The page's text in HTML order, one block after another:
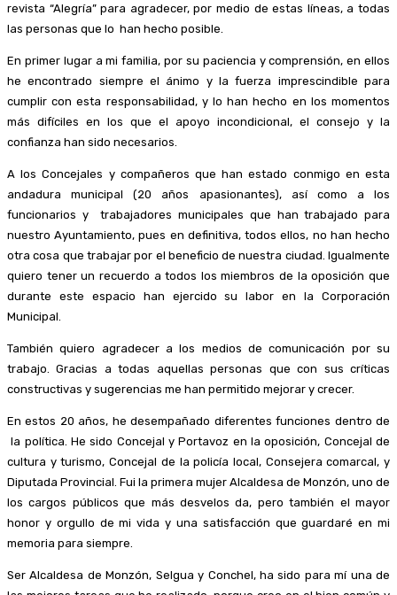
revista “Alegría” para agradecer, por medio de estas líneas, a todas
las personas que lo han hecho posible.
En primer lugar a mi familia, por su paciencia y comprensión, en ellos
he encontrado siempre el ánimo y la fuerza imprescindible para
cumplir con esta responsabilidad, y lo han hecho en los momentos
más difíciles en los que el apoyo incondicional, el consejo y la
confianza han sido necesarios.
A los Concejales y compañeros que han estado conmigo en esta
andadura municipal (20 años apasionantes), así como a los
funcionarios y trabajadores municipales que han trabajado para
nuestro Ayuntamiento, pues en definitiva, todos ellos, no han hecho
otra cosa que trabajar por el beneficio de nuestra ciudad. Igualmente
quiero tener un recuerdo a todos los miembros de la oposición que
durante este espacio han ejercido su labor en la Corporación
Municipal.
También quiero agradecer a los medios de comunicación por su
trabajo. Gracias a todas aquellas personas que con sus críticas
constructivas y sugerencias me han permitido mejorar y crecer.
En estos 20 años, he desempañado diferentes funciones dentro de
la política. He sido Concejal y Portavoz en la oposición, Concejal de
cultura y turismo, Concejal de la policía local, Consejera comarcal, y
Diputada Provincial. Fui la primera mujer Alcaldesa de Monzón, uno de
los cargos públicos que más desvelos da, pero también el mayor
honor y orgullo de mi vida y una satisfacción que guardaré en mi
memoria para siempre.
Ser Alcaldesa de Monzón, Selgua y Conchel, ha sido para mí una de